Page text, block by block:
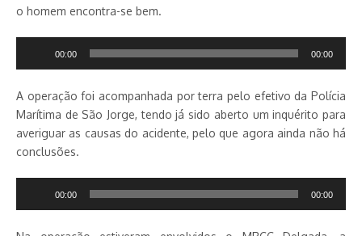
o homem encontra-se bem.
00:00 00:00
A operação foi acompanhada por terra pelo efetivo da Polícia
Marítima de São Jorge, tendo já sido aberto um inquérito para
averiguar as causas do acidente, pelo que agora ainda não há
conclusões.
00:00 00:00